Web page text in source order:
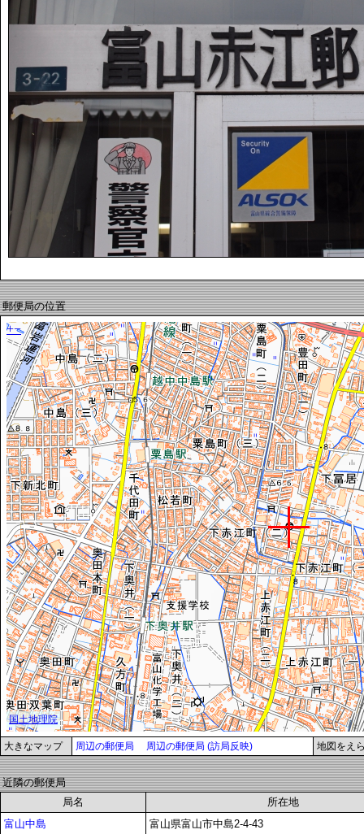
郵便局の位置
大きなマップ 周辺の郵便局 周辺の郵便局 (訪局反映) 地図をえ
近隣の郵便局
局名
所在地
富山中島
富山県富山市中島2-4-43